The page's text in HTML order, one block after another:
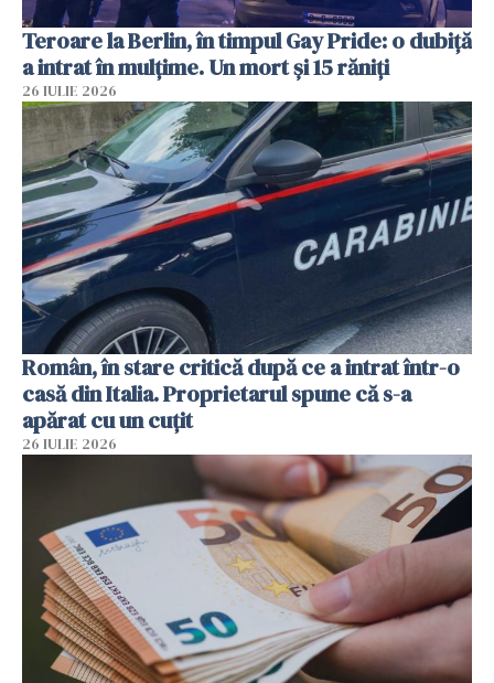
Teroare la Berlin, în timpul Gay Pride: o dubiță
a intrat în mulțime. Un mort și 15 răniți
26 IULIE 2026
Român, în stare critică după ce a intrat într-o
casă din Italia. Proprietarul spune că s-a
apărat cu un cuțit
26 IULIE 2026